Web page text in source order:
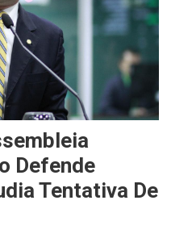
Defende
Tentativa De